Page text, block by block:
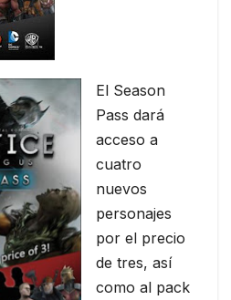
El Season
Pass dará
acceso a
cuatro
nuevos
personajes
por el precio
de tres, así
como al pack